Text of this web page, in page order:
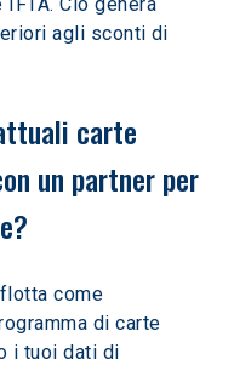
agli sconti di
carte
un partner per
come
di carte
i tuoi dati di